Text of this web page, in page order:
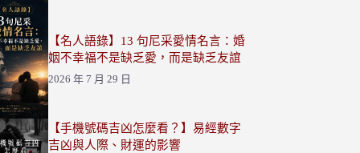
【名人語錄】13 句尼采愛情名言：婚
姻不幸福不是缺乏愛，而是缺乏友誼
2026 年 7 月 29 日
【手機號碼吉凶怎麼看？】易經數字
吉凶與人際、財運的影響